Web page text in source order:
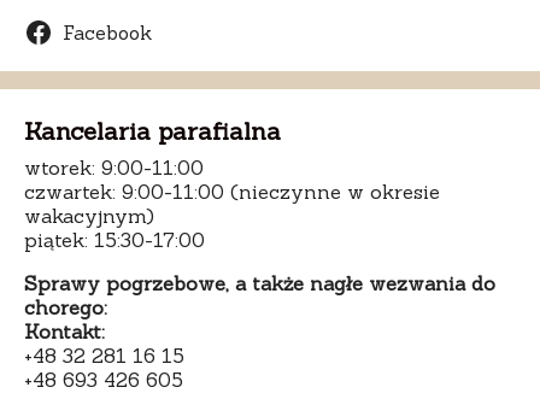
Facebook
Kancelaria parafialna
wtorek: 9:00-11:00
czwartek: 9:00-11:00 (nieczynne w okresie
wakacyjnym)
piątek: 15:30-17:00
Sprawy pogrzebowe, a także nagłe wezwania do
chorego:
Kontakt:
+48 32 281 16 15
+48 693 426 605